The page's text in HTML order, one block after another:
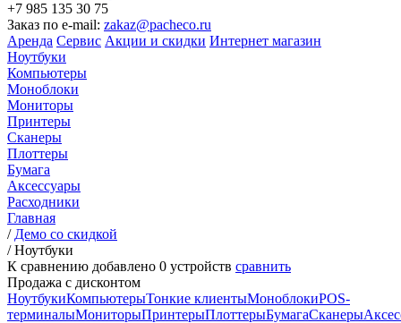
+7 985 135 30 75
Заказ по e-mail: zakaz@pacheco.ru
Аренда Сервис Акции и скидки Интернет магазин
Ноутбуки
Компьютеры
Моноблоки
Мониторы
Принтеры
Сканеры
Плоттеры
Бумага
Аксессуары
Расходники
Главная
/ Демо со скидкой
/Ноутбуки
К сравнению добавлено 0 устройств сравнить
Продажа с дисконтом
НоутбукиКомпьютерыТонкие клиентыМоноблокиPOS-
терминалыМониторыПринтерыПлоттерыБумагаСканеры